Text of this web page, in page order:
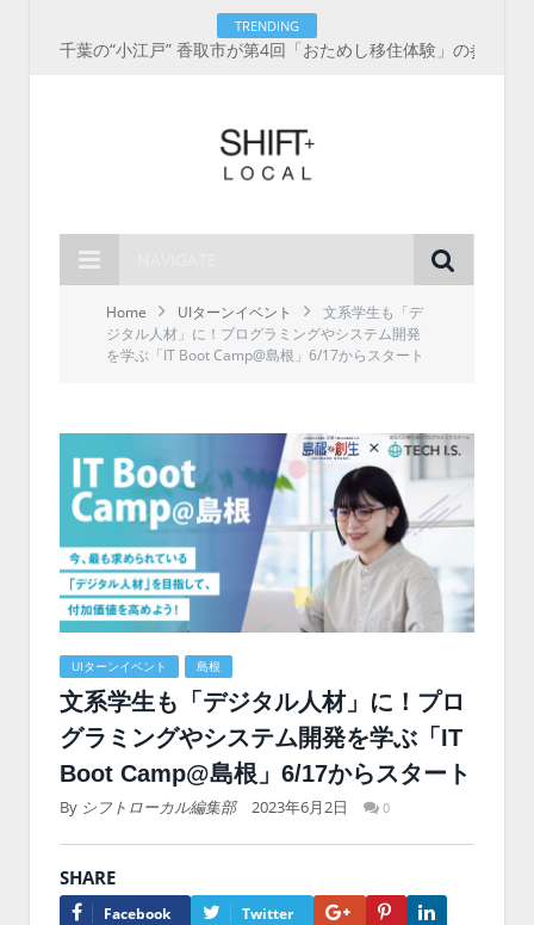
TRENDING
Home UIターンイベント
文系学生も「デ
ジタル人材」に！プログラミングやシステム開発
を学ぶ「IT Boot Camp@島根」6/17からスタート
UIターンイベント 島根
文系学生も「デジタル人材」に！プロ
グラミングやシステム開発を学ぶ「IT
Boot Camp@島根」6/17からスタート
By シフトローカル編集部 2023年6月2日 0
SHARE
Facebook Twitter Google+Pinterest